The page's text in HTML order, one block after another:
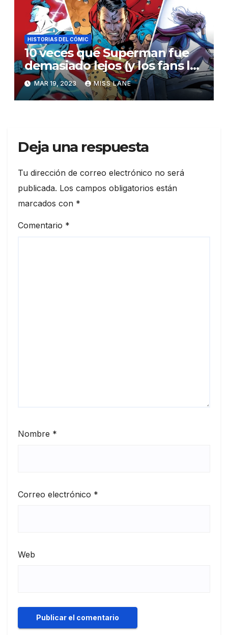
HISTORIAS DEL CÓMIC
10 veces que Superman fue
demasiado lejos (y los fans lo
odiaron)
MAR 19, 2023 MISS LANE
Deja una respuesta
Tu dirección de correo electrónico no será
publicada. Los campos obligatorios están
marcados con *
Comentario *
Nombre *
Correo electrónico *
Web